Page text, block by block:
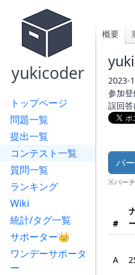
yukicoder
トップページ
問題一覧
提出一覧
コンテスト一覧
質問一覧
ランキング
Wiki
統計/タグ一覧
サポーター👑
ワンデーサポータ
ー
概要
2023-
参加
誤回答
バ
※バー
#
A